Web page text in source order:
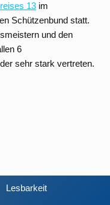
13 im
Schützenbund statt.
und den
6
sehr stark vertreten.
Lesbarkeit